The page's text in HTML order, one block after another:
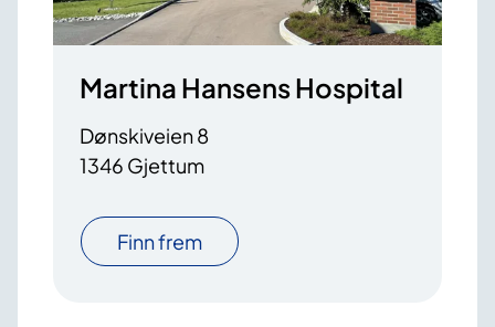
Martina Hansens Hospital
Dønskiveien 8
1346 Gjettum
Finn frem